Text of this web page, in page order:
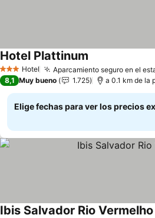
3 Estrellas
Hotel Aparcamiento seguro en el
Hotel Plattinum
8,1 Muy bueno 1.725 a 0.1 km de la
Elige fechas para ver los precios
Ibis Salvador Rio Vermelho